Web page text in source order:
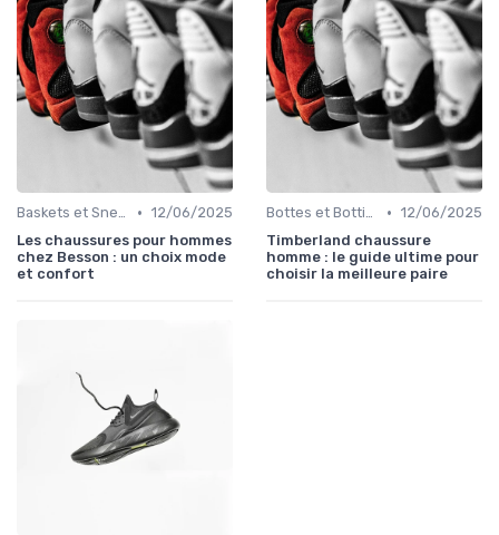
Baskets et Sneakers • 12/06/2025
Les chaussures pour hommes
chez Besson : un choix mode
et confort
Bottes et Bottines • 12/06/2025
Timberland chaussure
homme : le guide ultime pour
choisir la meilleure paire